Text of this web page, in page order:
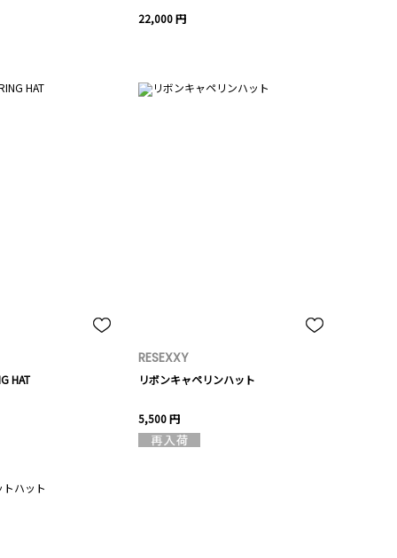
22,000 円
HAT
RESEXXY
リボンキャペリンハット
5,500 円